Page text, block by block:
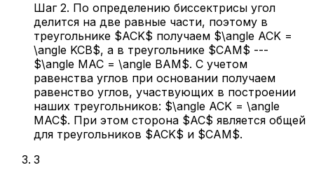
Шаг 2. По определению биссектрисы угол
делится на две равные части, поэтому в
треугольнике $ACK$ получаем $\angle ACK =
\angle KCB$, а в треугольнике $CAM$ ---
$\angle MAC = \angle BAM$. С учетом
равенства углов при основании получаем
равенство углов, участвующих в построении
наших треугольников: $\angle ACK = \angle
MAC$. При этом сторона $AC$ является общей
для треугольников $ACK$ и $CAM$.
3